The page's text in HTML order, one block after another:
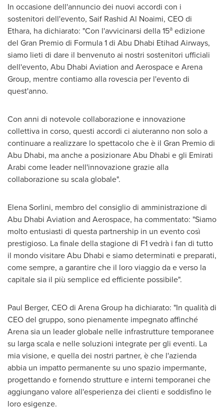
In occasione dell'annuncio dei nuovi accordi con i
sostenitori dell'evento, Saif Rashid Al Noaimi, CEOdi
Ethara, ha dichiarato: "Con l'avvicinarsi della 15a edizione
del Gran Premio di Formula 1 di Abu Dhabi Etihad Airways,
siamo lieti di dare il benvenuto ai nostri sostenitori ufficiali
dell'evento, Abu Dhabi Aviation and Aerospace e Arena
Group, mentre contiamo alla rovescia per l'evento di
quest'anno.
Con anni di notevole collaborazione e innovazione
collettiva in corso, questi accordi ci aiuteranno non solo a
continuare a realizzare lo spettacolo che è il Gran Premio di
Abu Dhabi, ma anche a posizionareAbu Dhabi e gli Emirati
Arabi come leader nell'innovazione grazie alla
collaborazione su scala globale".
Elena Sorlini, membro del consiglio di amministrazione di
Abu Dhabi Aviation and Aerospace, ha commentato: "Siamo
molto entusiasti di questa partnership in un evento così
prestigioso. La finale della stagione di F1 vedrà i fan di tutto
il mondo visitareAbu Dhabi e siamo determinati e preparati,
come sempre, a garantire che il loro viaggio da e verso la
capitale sia il più semplice ed efficiente possibile".
Paul Berger, CEO di Arena Group ha dichiarato: "In qualità di
CEO del gruppo, sono pienamente impegnato affinché
Arena sia un leader globale nelle infrastrutture temporanee
su larga scala e nelle soluzioni integrate per gli eventi. La
mia visione, e quella dei nostri partner, è che l'azienda
abbia un impatto permanente su uno spazio impermante,
progettando e fornendo strutture e interni temporanei che
aggiungano valore all'esperienza dei clienti e soddisfino le
loro esigenze.